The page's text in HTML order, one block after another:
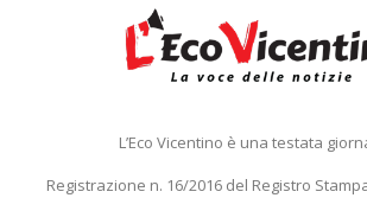
L’Eco Vicentino è una testata
Registrazione n. 16/2016 del Registro